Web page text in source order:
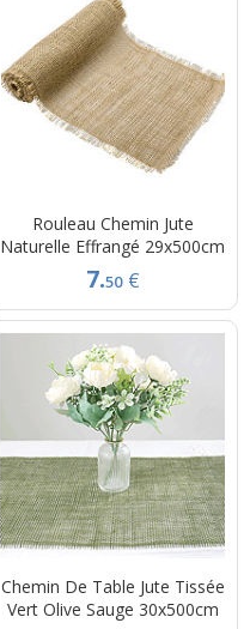
Rouleau Chemin Jute
Naturelle Effrangé 29x500cm
7.50 €
Chemin De Table Jute Tissée
Vert Olive Sauge 30x500cm